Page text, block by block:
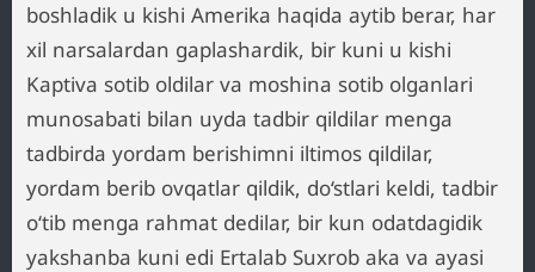
boshladik u kishi Amerika haqida aytib berar, har
xil narsalardan gaplashardik, bir kuni u kishi
Kaptiva sotib oldilar va moshina sotib olganlari
munosabati bilan uyda tadbir qildilar menga
tadbirda yordam berishimni iltimos qildilar,
yordam berib ovqatlar qildik, do‘stlari keldi, tadbir
o‘tib menga rahmat dedilar, bir kun odatdagidik
yakshanba kuni edi Ertalab Suxrob aka va ayasi